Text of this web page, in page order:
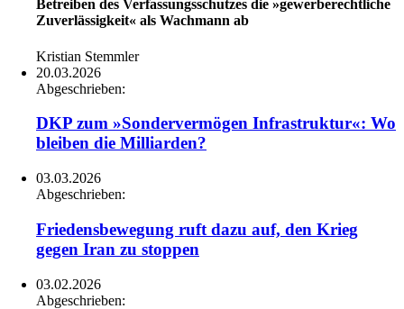
Betreiben des Verfassungsschutzes die »gewerberechtliche
Zuverlässigkeit« als Wachmann ab
Kristian Stemmler
20.03.2026
Abgeschrieben:
DKP zum »Sondervermögen Infrastruktur«: Wo
bleiben die Milliarden?
03.03.2026
Abgeschrieben:
Friedensbewegung ruft dazu auf, den Krieg
gegen Iran zu stoppen
03.02.2026
Abgeschrieben: